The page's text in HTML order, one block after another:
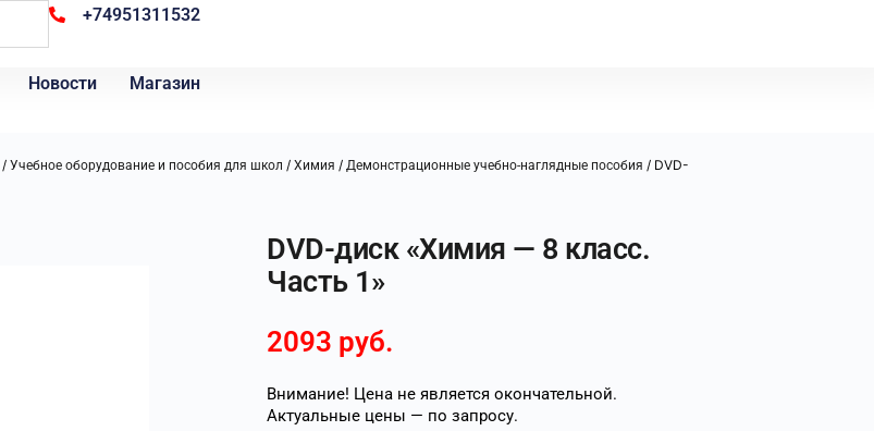
+74951311532
Новости Магазин
/ Учебное оборудование и пособия для школ / Химия / Демонстрационные учебно-наглядные пособия / DVD-
DVD-диск «Химия — 8 класс.
Часть 1»
2093 руб.
Внимание! Цена не является окончательной.
Актуальные цены — по запросу.